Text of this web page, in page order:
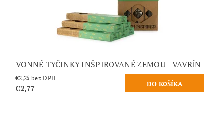
VONNÉ TYČINKY INŠPIROVANÉ ZEMOU - VAVRÍN
€2,25 bez DPH
€2,77